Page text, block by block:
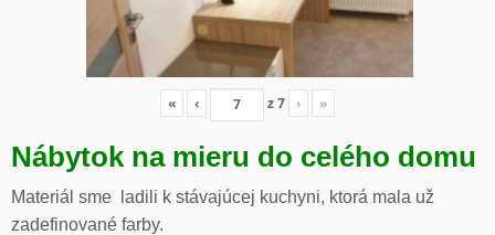
« ‹ z7 › »
Nábytok na mieru do celého domu
Materiál sme ladili k stávajúcej kuchyni, ktorá mala už
zadefinované farby.